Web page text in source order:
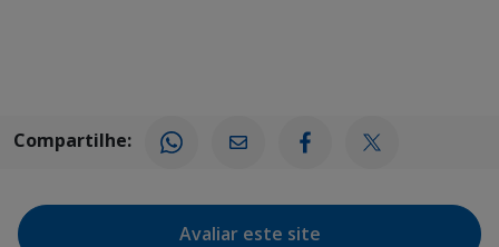
Compartilhe:
Avaliar este site